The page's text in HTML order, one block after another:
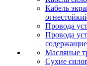
Кабель
Провода
Провода
Масляные
Сухие